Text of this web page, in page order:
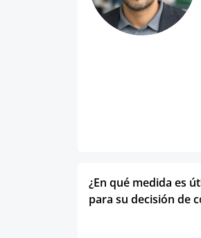
¿En qué medida es
para su decisión de